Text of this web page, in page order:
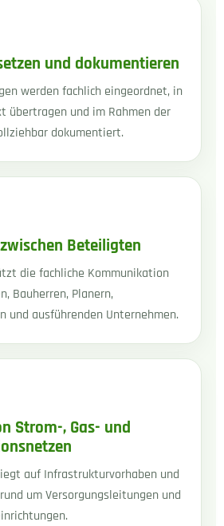
und dokumentieren
werden fachlich eingeordnet, in
übertragen und im Rahmen der
dokumentiert.
Beteiligten
die fachliche Kommunikation
Bauherren, Planern,
und ausführenden Unternehmen.
Strom-, Gas- und
auf Infrastrukturvorhaben und
um Versorgungsleitungen und